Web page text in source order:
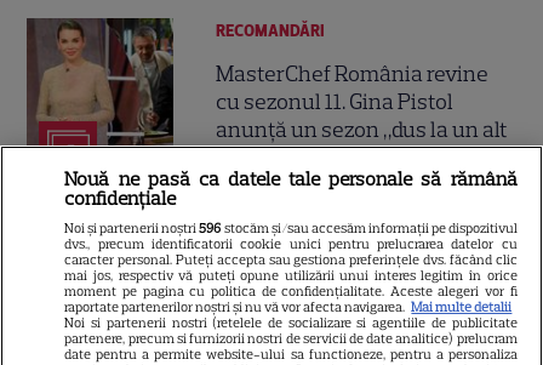
7
RECOMANDĂRI
MasterChef România revine
cu sezonul 11. Gina Pistol
anunță un sezon „dus la un alt
nivel”
12
VEDETE STRĂINE
Angélique Boyer, la 15 ani de la
„Teresa”: cum arată azi actrița
care a cucerit România
Nouă ne pasă ca datele tale personale să rămână
confidențiale
Noi și partenerii noștri596 stocăm și/sau accesăm informații pe dispozitivul
dvs., precum identificatorii cookie unici pentru prelucrarea datelor cu
caracter personal. Puteți accepta sau gestiona preferințele dvs. făcând clic
mai jos, respectiv vă puteți opune utilizării unui interes legitim în orice
moment pe pagina cu politica de confidențialitate. Aceste alegeri vor fi
raportate partenerilor noștri și nu vă vor afecta navigarea. Mai multe detalii
Noi si partenerii nostri (retelele de socializare si agentiile de publicitate
partenere, precum si furnizorii nostri de servicii de date analitice) prelucram
date pentru a permite website-ului sa functioneze, pentru a personaliza